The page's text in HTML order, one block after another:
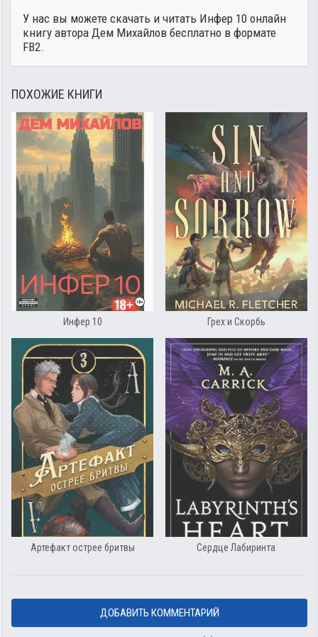
У нас вы можете скачать и читать Инфер 10 онлайн
книгу автора Дем Михайлов бесплатно в формате
FB2.
ПОХОЖИЕ КНИГИ
Инфер 10 Грех и Скорбь
Артефакт острее бритвы Сердце Лабиринта
ДОБАВИТЬ КОММЕНТАРИЙ